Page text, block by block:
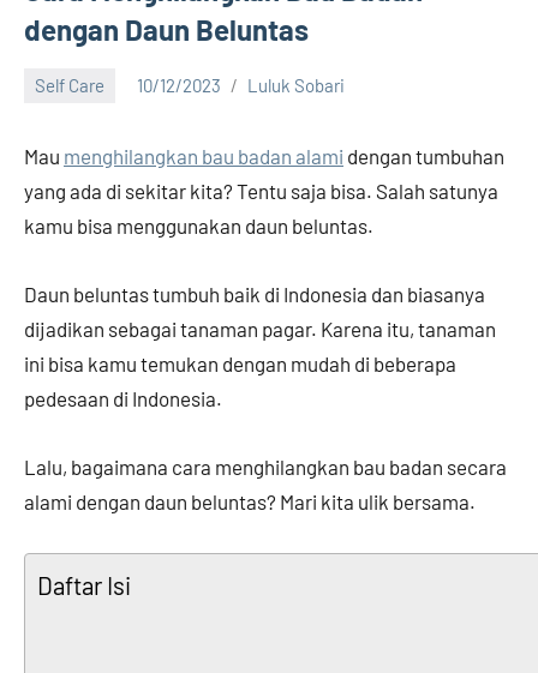
dengan Daun Beluntas
Self Care 10/12/2023 Luluk Sobari
Mau menghilangkan bau badan alami dengan tumbuhan
yang ada di sekitar kita? Tentu saja bisa. Salah satunya
kamu bisa menggunakan daun beluntas.
Daun beluntas tumbuh baik di Indonesia dan biasanya
dijadikan sebagai tanaman pagar. Karena itu, tanaman
ini bisa kamu temukan dengan mudah di beberapa
pedesaan di Indonesia.
Lalu, bagaimana cara menghilangkan bau badan secara
alami dengan daun beluntas? Mari kita ulik bersama.
Daftar Isi